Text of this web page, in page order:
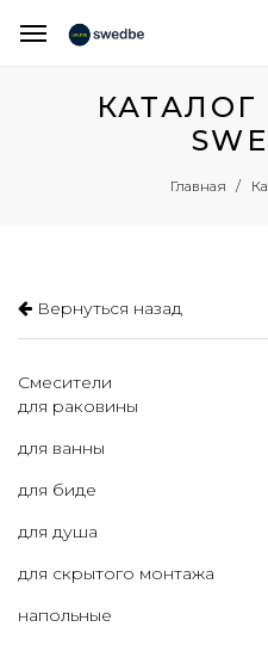
Главная
Вернуться назад
Смесители
для раковины
для ванны
для биде
для душа
для скрытого монтажа
напольные